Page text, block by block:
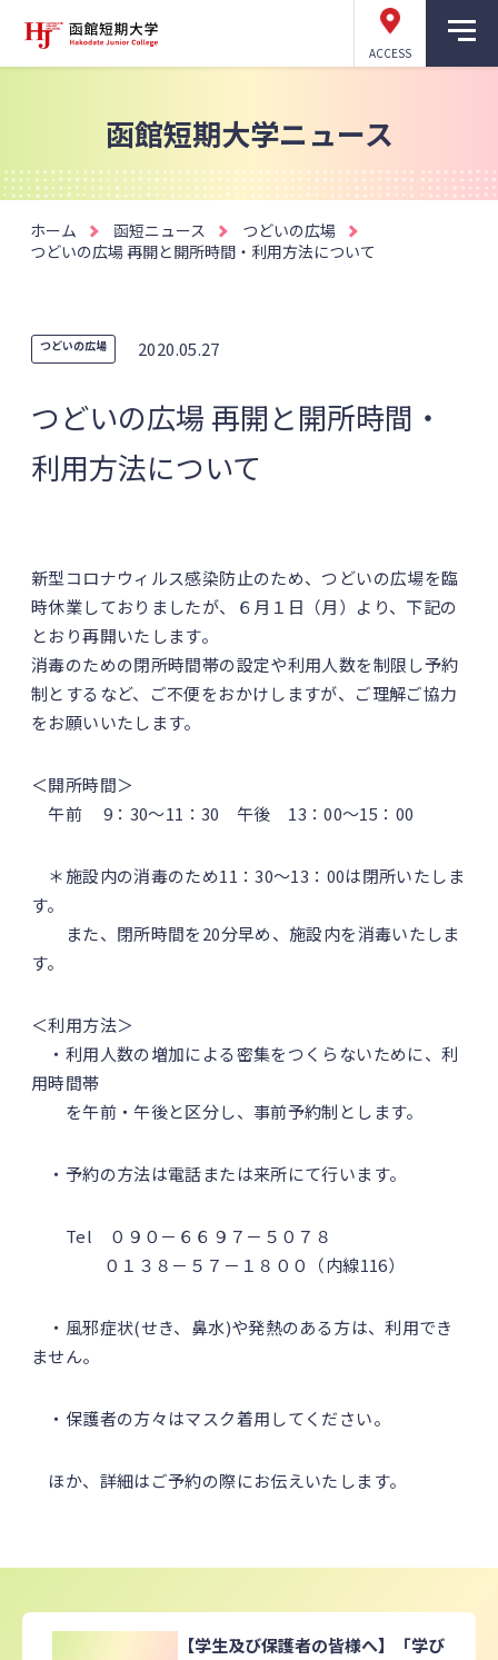
ACCESS
函館短期大学ニュース
ホーム 函短ニュース
つどいの広場
つどいの広場 再開と開所時間・利用方法について
つどいの広場 2020.05.27
つどいの広場 再開と開所時間・
利用方法について
新型コロナウィルス感染防止のため、つどいの広場を臨
時休業しておりましたが、６月１日（月）より、下記の
とおり再開いたします。
消毒のための閉所時間帯の設定や利用人数を制限し予約
制とするなど、ご不便をおかけしますが、ご理解ご協力
をお願いいたします。
＜開所時間＞
午前 9：30～11：30 午後 13：00～15：00
＊施設内の消毒のため11：30～13：00は閉所いたしま
す。
また、閉所時間を20分早め、施設内を消毒いたしま
す。
＜利用方法＞
・利用人数の増加による密集をつくらないために、利
用時間帯
を午前・午後と区分し、事前予約制とします。
・予約の方法は電話または来所にて行います。
Tel ０９０－６６９７－５０７８
０１３８－５７－１８００（内線116）
・風邪症状(せき、鼻水)や発熱のある方は、利用でき
ません。
・保護者の方々はマスク着用してください。
ほか、詳細はご予約の際にお伝えいたします。
【学生及び保護者の皆様へ】「学び